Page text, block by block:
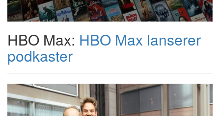
HBO Max: HBO Max lanserer
podkaster